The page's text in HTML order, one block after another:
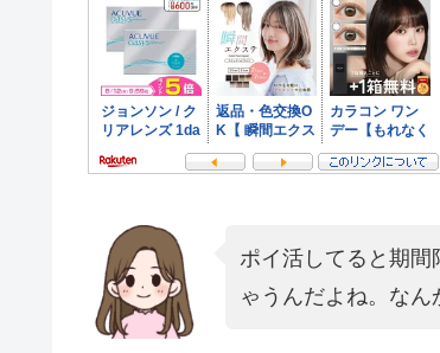
ポイ活してると期
ゃうんだよね。なん